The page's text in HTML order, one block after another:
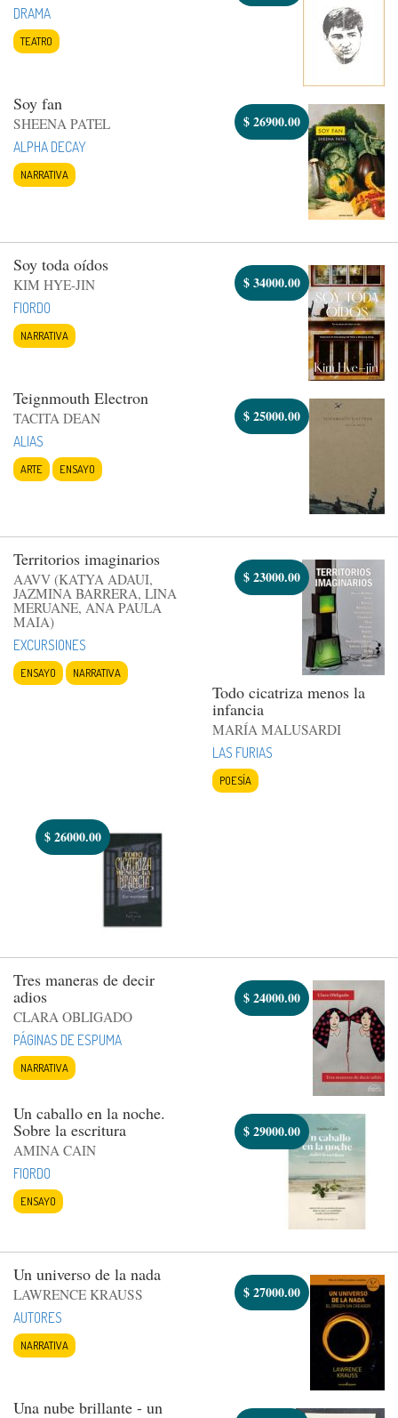
DRAMA
TEATRO
Soy fan
SHEENA PATEL
ALPHA DECAY
NARRATIVA
$26900.00
Soy toda oídos
KIM HYE-JIN
FIORDO
NARRATIVA
$34000.00
Teignmouth Electron
TACITA DEAN
ALIAS
ARTE ENSAYO
$25000.00
Territorios imaginarios
AAVV (KATYA ADAUI,
JAZMINA BARRERA, LINA
MERUANE, ANA PAULA
MAIA)
EXCURSIONES
ENSAYO NARRATIVA
$23000.00
Todo cicatriza menos la
infancia
MARÍA MALUSARDI
LAS FURIAS
POESÍA
$26000.00
Tres maneras de decir
adios
CLARA OBLIGADO
PÁGINAS DE ESPUMA
NARRATIVA
$24000.00
Un caballo en la noche.
Sobre la escritura
AMINA CAIN
FIORDO
ENSAYO
$29000.00
Un universo de la nada
LAWRENCE KRAUSS
AUTORES
NARRATIVA
$27000.00
Una nube brillante - un